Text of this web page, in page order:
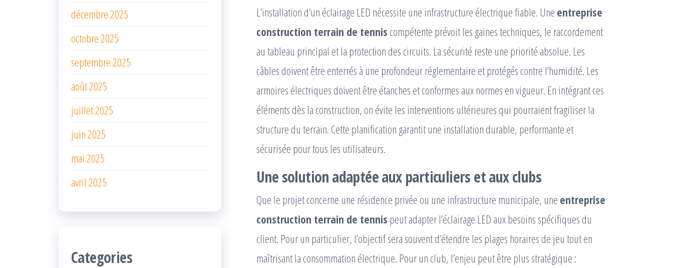
L’installation d’un éclairage LED nécessite une infrastructure électrique fiable. Une entreprise
construction terrain de tennis compétente prévoit les gaines techniques, le raccordement
au tableau principal et la protection des circuits. La sécurité reste une priorité absolue. Les
câbles doivent être enterrés à une profondeur réglementaire et protégés contre l’humidité. Les
armoires électriques doivent être étanches et conformes aux normes en vigueur. En intégrant ces
éléments dès la construction, on évite les interventions ultérieures qui pourraient fragiliser la
structure du terrain. Cette planification garantit une installation durable, performante et
sécurisée pour tous les utilisateurs.
Une solution adaptée aux particuliers et aux clubs
Que le projet concerne une résidence privée ou une infrastructure municipale, une entreprise
construction terrain de tennis peut adapter l’éclairage LED aux besoins spécifiques du
client. Pour un particulier, l’objectif sera souvent d’étendre les plages horaires de jeu tout en
maîtrisant la consommation électrique. Pour un club, l’enjeu peut être plus stratégique :
décembre 2025
octobre 2025
septembre 2025
août 2025
juillet 2025
juin 2025
mai 2025
avril 2025
Categories